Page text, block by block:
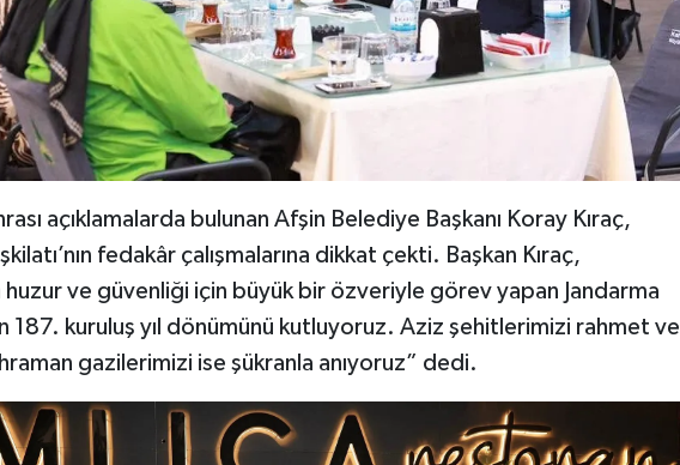
açıklamalarda bulunan Afşin Belediye Başkanı Koray Kıraç,
fedakâr çalışmalarına dikkat çekti. Başkan Kıraç,
ve güvenliği için büyük bir özveriyle görev yapan Jandarma
187. kuruluş yıl dönümünü kutluyoruz. Aziz şehitlerimizi rahmet ve
gazilerimizi ise şükranla anıyoruz” dedi.